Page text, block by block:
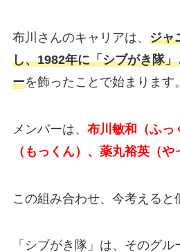
布川さんのキャリアは、 ジャ
し、1982年に「シブがき隊
ーを飾ったことで始まります。
メンバーは、 布川敏和（ふっ
（もっくん）、薬丸裕英（や
この組み合わせ、今考えると
「シブがき隊」は、そのグル